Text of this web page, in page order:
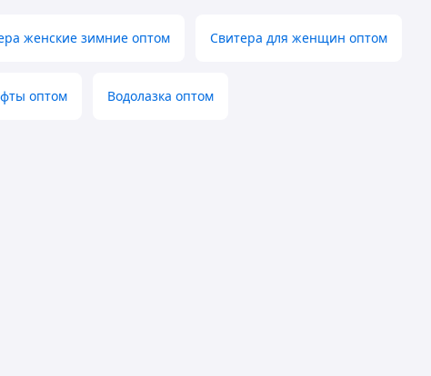
женские зимние оптом Свитера для женщин оптом
оптом Водолазка оптом